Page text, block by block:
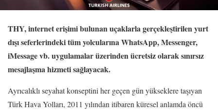
THY, internet erişimi bulunan uçaklarla gerçekleştirilen yurt
dışı seferlerindeki tüm yolcularına WhatsApp, Messenger,
iMessage vb. uygulamalar üzerinden ücretsiz olarak sınırsız
mesajlaşma hizmeti sağlayacak.
Ayrıcalıklı seyahat konseptini her geçen gün yükseklere taşıyan
Türk Hava Yolları, 2011 yılından itibaren küresel anlamda öncü